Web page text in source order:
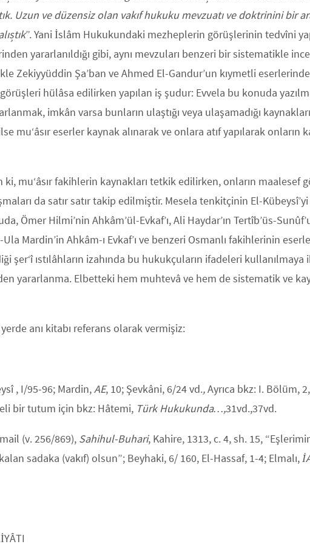
Uzun ve düzensiz olan vakıf hukuku mevzuatı ve doktrinini bir
”. Yani İslâm Hukukundaki mezheplerin görüşlerinin tedvîni
yararlanıldığı gibi, aynı mevzuları benzeri bir sistematikle
Zekiyyüddin Şa’ban ve Ahmed El-Gandur’un kıymetli
hülâsa edilirken yapılan iş şudur: Evvela bu konuda
imkân varsa bunların ulaştığı veya ulaşamadığı
mu‘âsır eserler kaynak alınarak ve onlara atıf yapılarak onların
mu‘âsır fakihlerin kaynakları tetkik edilirken, onların maalesef
da satır satır takip edilmiştir. Mesela tenkitçinin El-
Ömer Hilmi’nin Ahkâm’ül-Evkaf’ı, Ali Haydar’ın Tertîb’üs-
Ula Mardin’in Ahkâm-ı Evkaf’ı ve benzeri Osmanlı fakihlerinin
şer‘î ıstılâhların izahında bu hukukçuların ifadeleri
yararlanma. Elbetteki hem muhtevâ ve hem de sistematik ve
anı kitabı referans olarak vermişiz:
, I/95-96; Mardin,AE, 10; Şevkâni, 6/24 vd.,Ayrıca bkz: I. Bölüm,
bir tutum için bkz: Hâtemi, Türk Hukukunda…,31vd.,37vd.
(v. 256/869), Sahihul-Buhari, Kahire, 1313, c. 4, sh. 15,
sadaka (vakıf) olsun”; Beyhaki, 6/ 160, El-Hassaf, 1-4; Elmalı,